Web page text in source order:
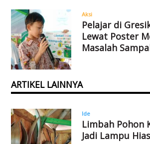
Aksi
Pelajar di
Lewat Poster
Masalah
ARTIKEL LAINNYA
Ide
Limbah Pohon
Jadi Lampu